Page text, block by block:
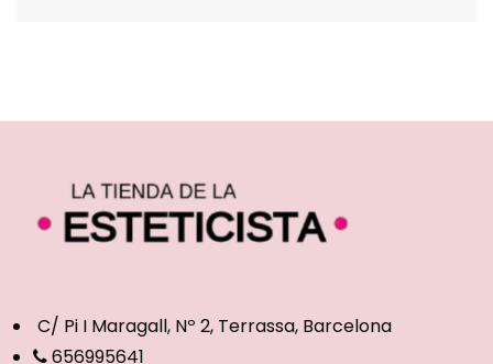
C/ Pi I Maragall, Nº 2, Terrassa, Barcelona
656995641